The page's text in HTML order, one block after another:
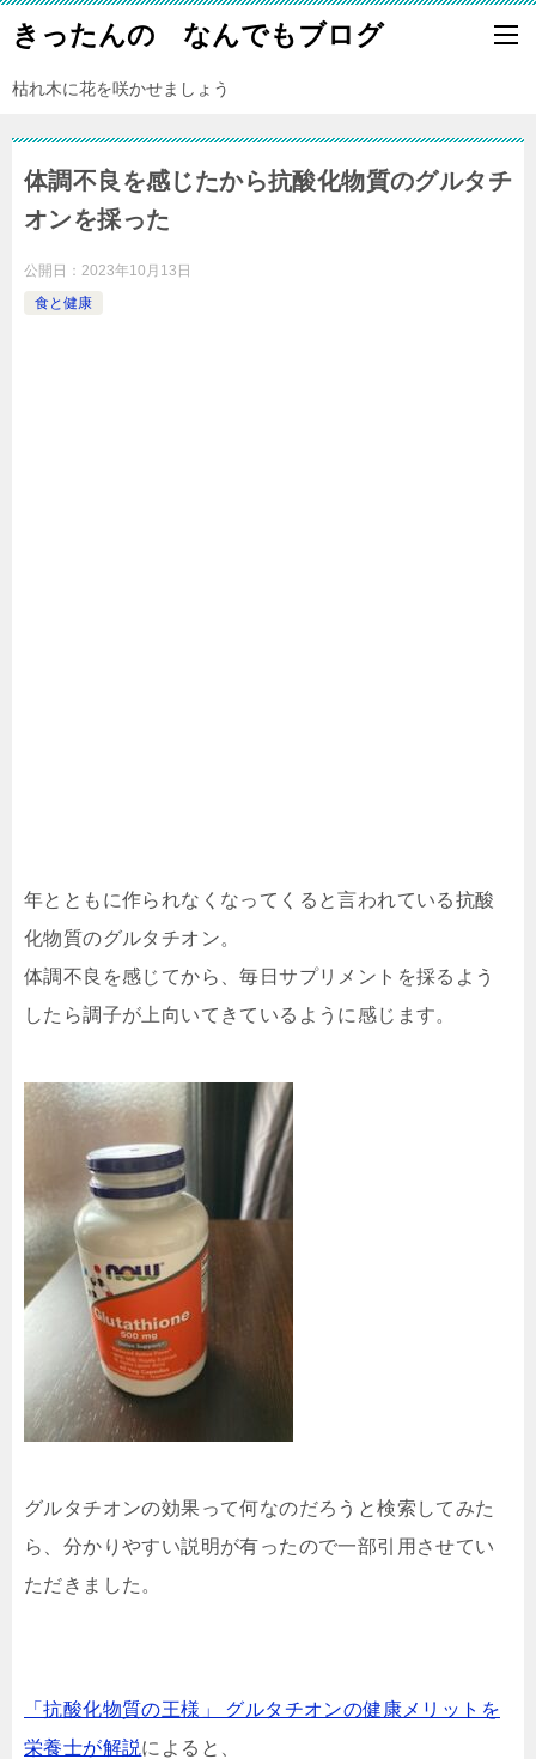
きったんの なんでもブログ
枯れ木に花を咲かせましょう
体調不良を感じたから抗酸化物質のグルタチ
オンを採った
公開日： 2023年10月13日
食と健康
年とともに作られなくなってくると言われている抗酸
化物質のグルタチオン。
体調不良を感じてから、毎日サプリメントを採るよう
したら調子が上向いてきているように感じます。
グルタチオンの効果って何なのだろうと検索してみた
ら、分かりやすい説明が有ったので一部引用させてい
ただきました。
「抗酸化物質の王様」 グルタチオンの健康メリットを
栄養士が解説によると、